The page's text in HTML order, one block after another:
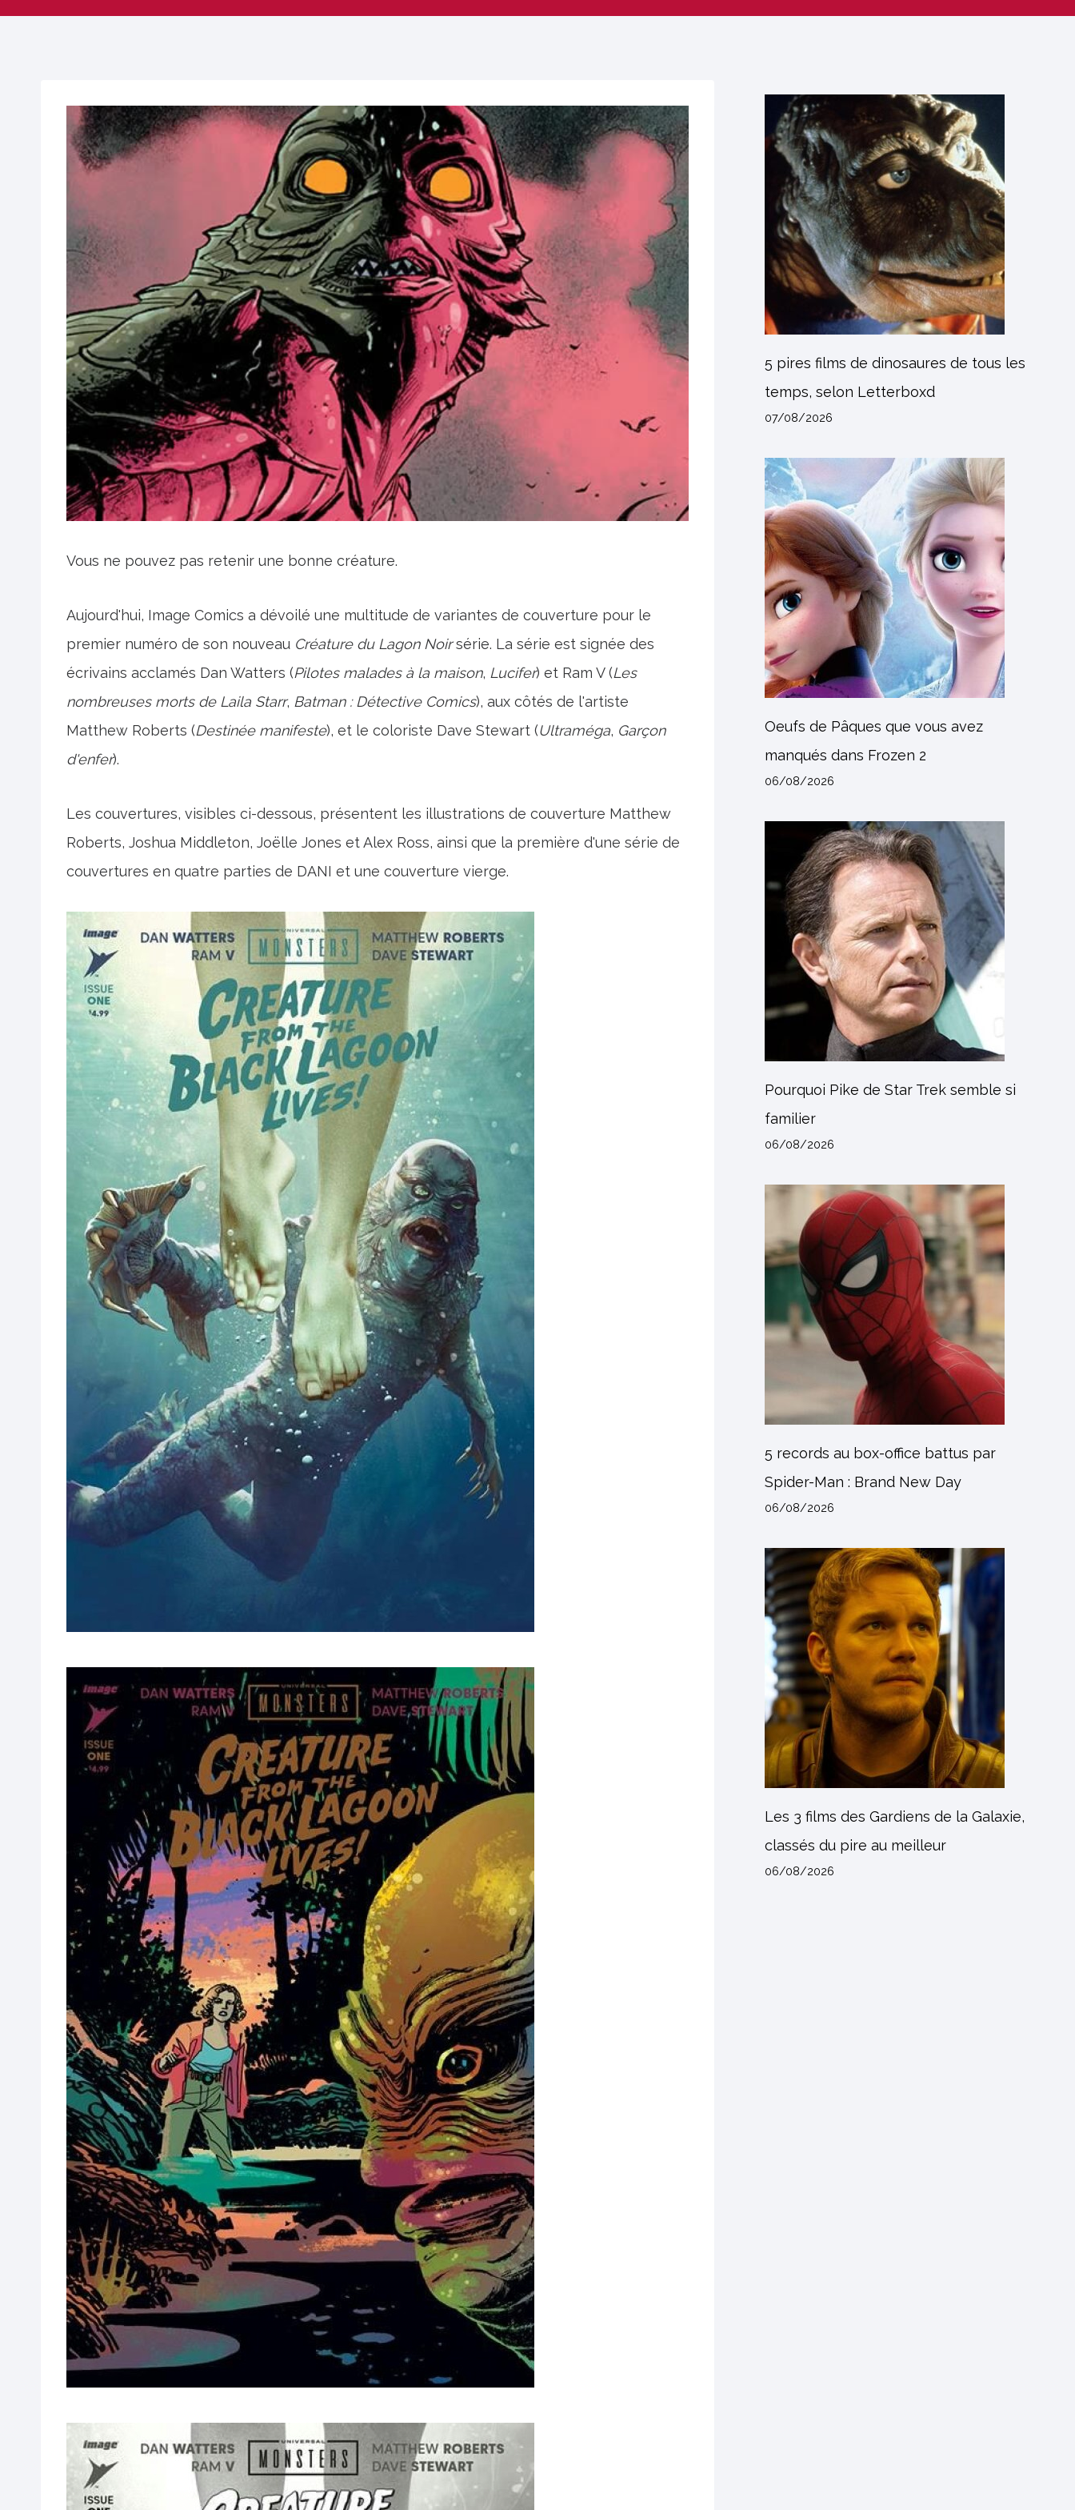
Vous ne pouvez pas retenir une bonne créature.
Aujourd'hui, Image Comics a dévoilé une multitude de variantes de couverture pour le
premier numéro de son nouveau Créature du Lagon Noirsérie. La série est signée des
écrivains acclamés Dan Watters (Pilotes malades à la maison, Lucifer) et Ram V (Les
nombreuses morts de Laila Starr, Batman : Détective Comics), aux côtés de l'artiste
Matthew Roberts (Destinée manifeste), et le coloriste Dave Stewart (Ultraméga, Garçon
d'enfer).
Les couvertures, visibles ci-dessous, présentent les illustrations de couverture Matthew
Roberts, Joshua Middleton, Joëlle Jones et Alex Ross, ainsi que la première d'une série de
couvertures en quatre parties de DANI et une couverture vierge.
5 pires films de dinosaures de tous les
temps, selon Letterboxd
07/08/2026
Oeufs de Pâques que vous avez
manqués dans Frozen 2
06/08/2026
Pourquoi Pike de Star Trek semble si
familier
06/08/2026
5 records au box-office battus par
Spider-Man : Brand New Day
06/08/2026
Les 3 films des Gardiens de la Galaxie,
classés du pire au meilleur
06/08/2026